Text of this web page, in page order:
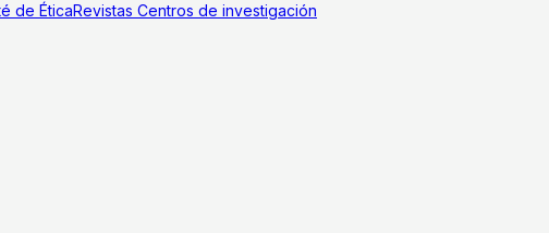
de ÉticaRevistas Centros de investigación